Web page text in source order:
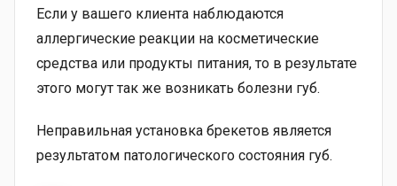
Если у вашего клиента наблюдаются
аллергические реакции на косметические
средства или продукты питания, то в результате
этого могут так же возникать болезни губ.
Неправильная установка брекетов является
результатом патологического состояния губ.